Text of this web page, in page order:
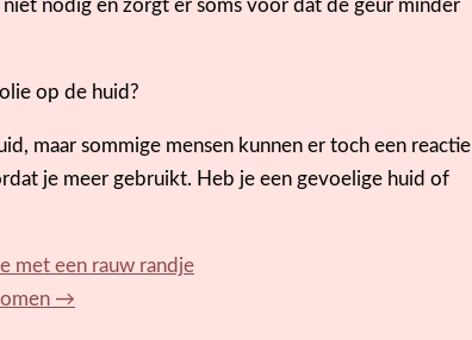
nodig en zorgt er soms voor dat de geur minder
op de huid?
maar sommige mensen kunnen er toch een reactie
je meer gebruikt. Heb je een gevoelige huid of
met een rauw randje
→